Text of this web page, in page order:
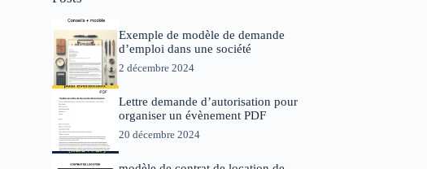
Exemple de modèle de demande
d’emploi dans une société
2 décembre 2024
Lettre demande d’autorisation pour
organiser un évènement PDF
20 décembre 2024